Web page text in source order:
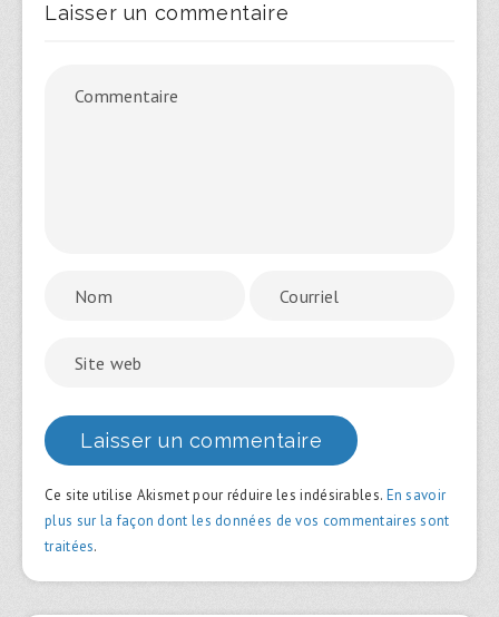
Laisser un commentaire
Ce site utilise Akismet pour réduire les indésirables. En savoir
plus sur la façon dont les données de vos commentaires sont
traitées.